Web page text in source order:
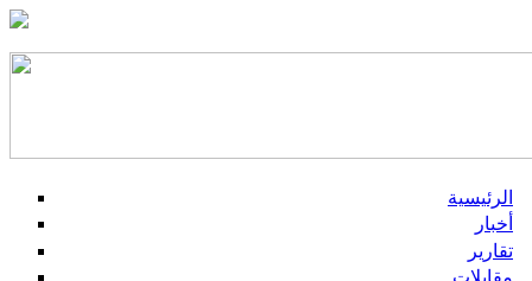
الرئيسية
أخبار
تقارير
مقابلات